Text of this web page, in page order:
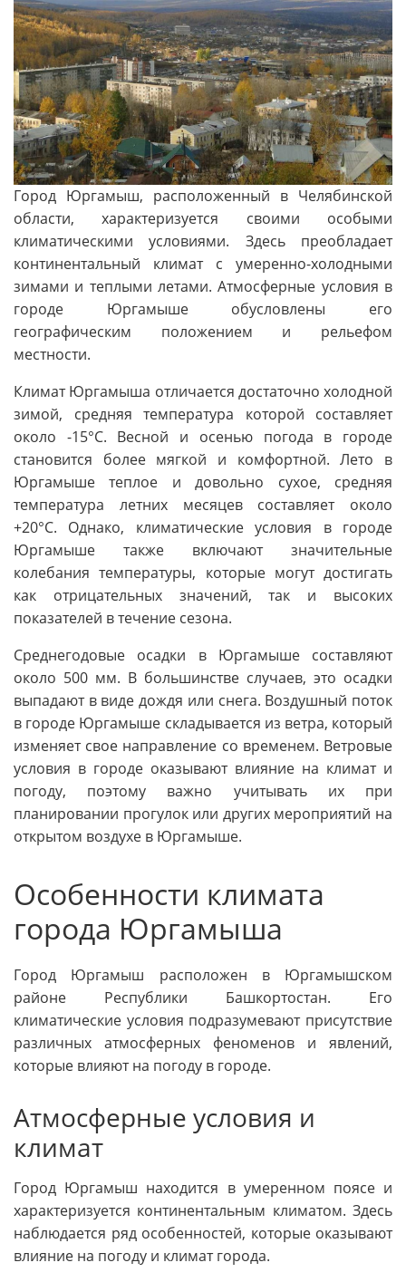
Город Юргамыш, расположенный в Челябинской
области, характеризуется своими особыми
климатическими условиями. Здесь преобладает
континентальный климат с умеренно-холодными
зимами и теплыми летами. Атмосферные условия в
городе Юргамыше обусловлены его
географическим положением и рельефом
местности.
Климат Юргамыша отличается достаточно холодной
зимой, средняя температура которой составляет
около -15°C. Весной и осенью погода в городе
становится более мягкой и комфортной. Лето в
Юргамыше теплое и довольно сухое, средняя
температура летних месяцев составляет около
+20°C. Однако, климатические условия в городе
Юргамыше также включают значительные
колебания температуры, которые могут достигать
как отрицательных значений, так и высоких
показателей в течение сезона.
Среднегодовые осадки в Юргамыше составляют
около 500 мм. В большинстве случаев, это осадки
выпадают в виде дождя или снега. Воздушный поток
в городе Юргамыше складывается из ветра, который
изменяет свое направление со временем. Ветровые
условия в городе оказывают влияние на климат и
погоду, поэтому важно учитывать их при
планировании прогулок или других мероприятий на
открытом воздухе в Юргамыше.
Особенности климата
города Юргамыша
Город Юргамыш расположен в Юргамышском
районе Республики Башкортостан. Его
климатические условия подразумевают присутствие
различных атмосферных феноменов и явлений,
которые влияют на погоду в городе.
Атмосферные условия и
климат
Город Юргамыш находится в умеренном поясе и
характеризуется континентальным климатом. Здесь
наблюдается ряд особенностей, которые оказывают
влияние на погоду и климат города.